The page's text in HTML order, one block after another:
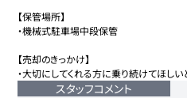
【保管場所】
・機械式駐車場中段保管
【売却のきっかけ】
・大切にしてくれる方に乗り続けてほし
スタッフコメント